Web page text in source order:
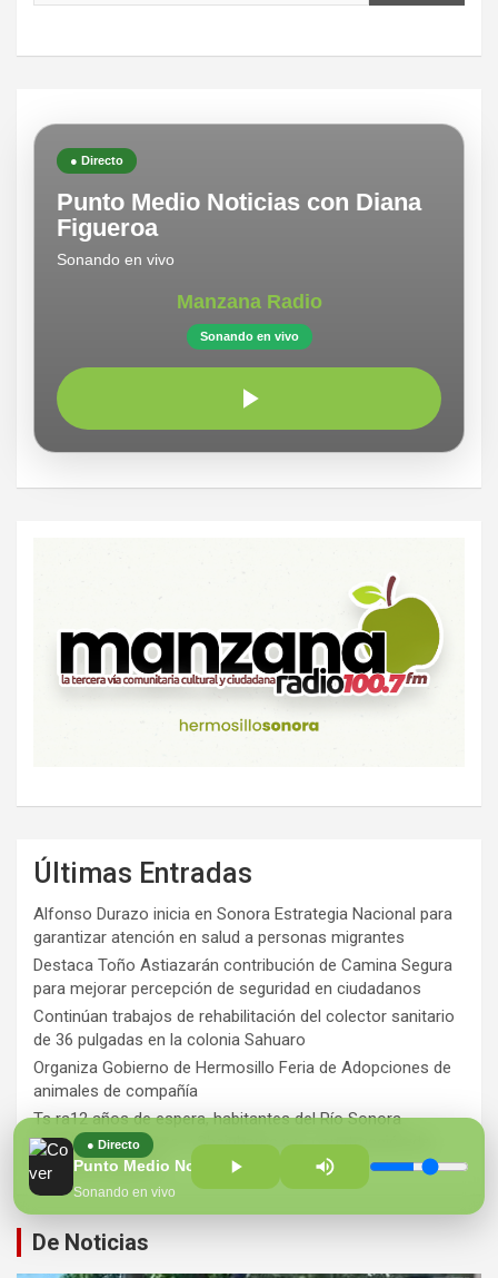
● Directo
Punto Medio Noticias con Diana
Figueroa
Sonando en vivo
Manzana Radio
Sonando en vivo
● Directo
Sonando en vivo
Últimas Entradas
Alfonso Durazo inicia en Sonora Estrategia Nacional para
garantizar atención en salud a personas migrantes
Destaca Toño Astiazarán contribución de Camina Segura
para mejorar percepción de seguridad en ciudadanos
Continúan trabajos de rehabilitación del colector sanitario
de 36 pulgadas en la colonia Sahuaro
Organiza Gobierno de Hermosillo Feria de Adopciones de
animales de compañía
Ts ra12 años de espera, habitantes del Río Sonora
agradecen a Durazo y Sheinbaum por construcción de
Hospital Regional
De Noticias